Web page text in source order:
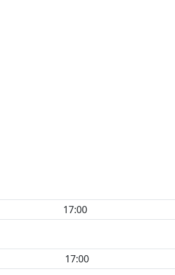
17:00
17:00